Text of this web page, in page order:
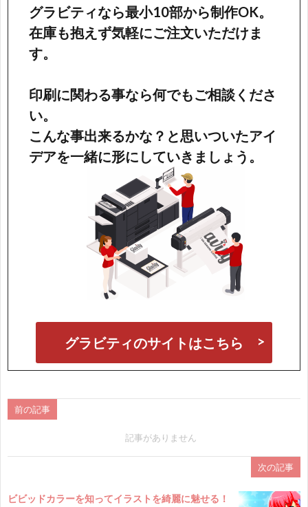
グラビティなら最小10部から制作OK。
在庫も抱えず気軽にご注文いただけま
す。
印刷に関わる事なら何でもご相談くださ
い。
こんな事出来るかな？と思いついたアイ
デアを一緒に形にしていきましょう。
グラビティのサイトはこちら
前の記事
記事がありません
次の記事
ビビッドカラーを知ってイラストを綺麗に魅せる！